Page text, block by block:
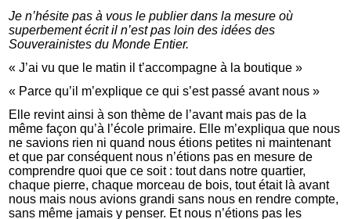
Je n’hésite pas à vous le publier dans la mesure où
superbement écrit il n’est pas loin des idées des
Souverainistes du Monde Entier.
« J’ai vu que le matin il t’accompagne à la boutique »
« Parce qu’il m’explique ce qui s’est passé avant nous »
Elle revint ainsi à son thème de l’avant mais pas de la
même façon qu’à l’école primaire. Elle m’expliqua que nous
ne savions rien ni quand nous étions petites ni maintenant
et que par conséquent nous n’étions pas en mesure de
comprendre quoi que ce soit : tout dans notre quartier,
chaque pierre, chaque morceau de bois, tout était là avant
nous mais nous avions grandi sans nous en rendre compte,
sans même jamais y penser. Et nous n’étions pas les